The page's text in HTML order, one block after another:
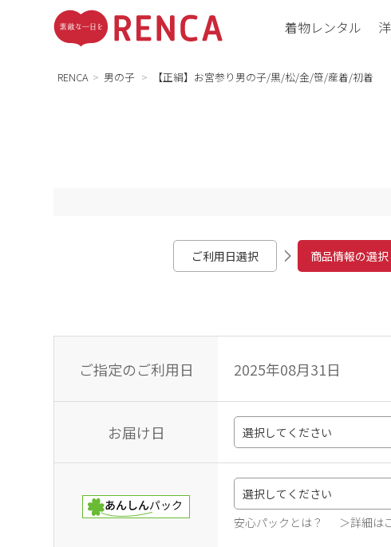
着物レンタル
RENCA 男の子 【正絹】お宮参り男の子/黒/松/金/笹/産着/初着
ご利用日選択 商品情報の選択
ご指定のご利用日 2025年08月31日
お届け日
安心パックとは？ ＞詳細は